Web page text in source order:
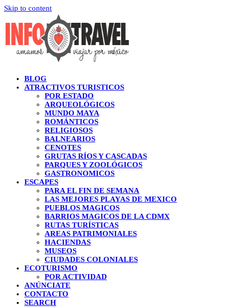
Skip to content
BLOG
ATRACTIVOS TURISTICOS
POR ESTADO
ARQUEOLÓGICOS
MUNDO MAYA
ROMÁNTICOS
RELIGIOSOS
BALNEARIOS
CENOTES
GRUTAS RÍOS Y CASCADAS
PARQUES Y ZOOLÓGICOS
GASTRONOMICOS
ESCAPES
PARA EL FIN DE SEMANA
LAS MEJORES PLAYAS DE MEXICO
PUEBLOS MAGICOS
BARRIOS MAGICOS DE LA CDMX
RUTAS TURÍSTICAS
AREAS PATRIMONIALES
HACIENDAS
MUSEOS
CIUDADES COLONIALES
ECOTURISMO
POR ACTIVIDAD
ANÚNCIATE
CONTACTO
SEARCH